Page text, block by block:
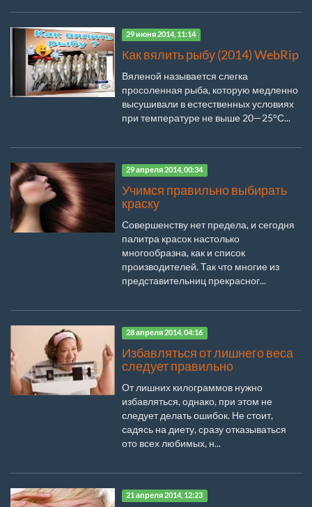
29 июня 2014, 11:14
Как вялить рыбу (2014) WebRip
Вяленой называется слегка
просоленная рыба, которую медленно
высушивали в естественных условиях
при температуре не выше 20—25°С...
29 апреля 2014, 00:34
Учимся правильно выбирать
краску
Совершенству нет предела, и сегодня
палитра красок настолько
многообразна, как и список
производителей. Так что многие из
представительниц прекрасног...
28 апреля 2014, 04:16
Избавляться от лишнего веса
следует правильно
От лишних килограммов нужно
избавляться, однако, при этом не
следует делать ошибок. Не стоит,
садясь на диету, сразу отказываться
ото всех любимых, н...
21 апреля 2014, 12:23